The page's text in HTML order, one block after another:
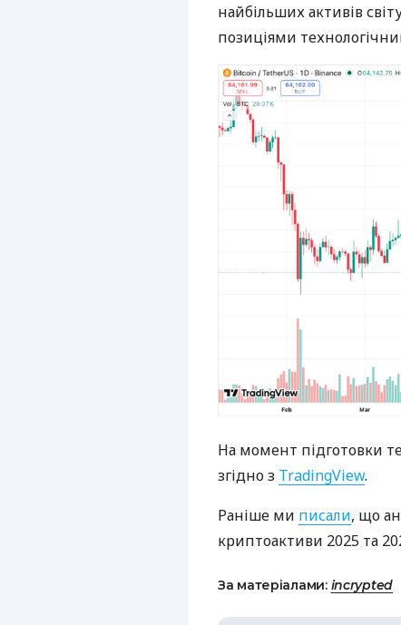
найбільших активів
позиціями
На момент підготовки
згідно з TradingView.
Раніше ми писали, що
криптоактиви 2025 та
За матеріалами: incrypted